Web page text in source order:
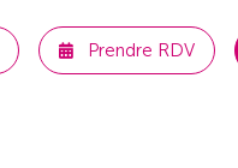
Prendre RDV